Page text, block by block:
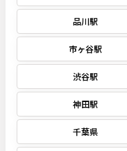
品川駅
市ヶ谷駅
渋谷駅
神田駅
千葉県